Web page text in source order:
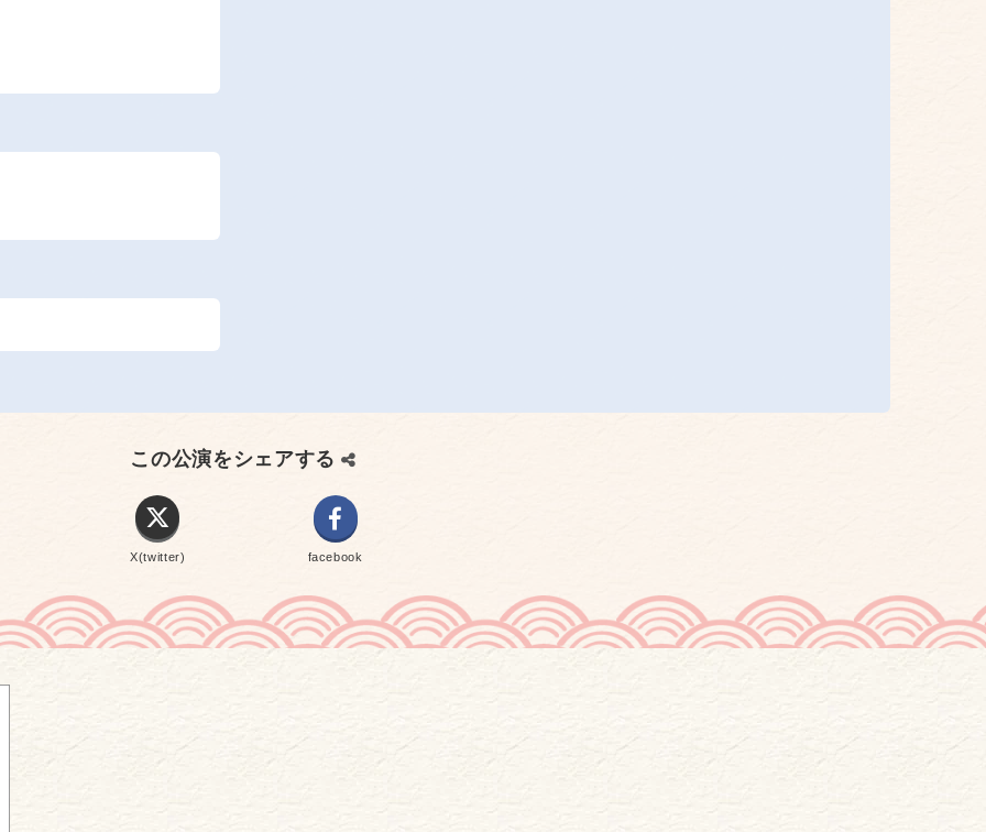
この公演をシェアする
X(twitter) facebook